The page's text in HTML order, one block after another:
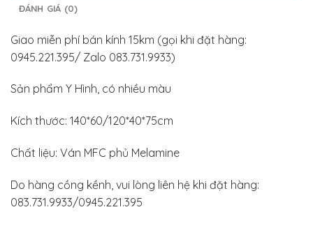
ĐÁNH GIÁ (0)
Giao miễn phí bán kính 15km (gọi khi đặt hàng:
0945.221.395/ Zalo 083.731.9933)
Sản phẩm Y Hình, có nhiều màu
Kích thước: 140*60/120*40*75cm
Chất liệu: Ván MFC phủ Melamine
Do hàng cồng kềnh, vui lòng liên hệ khi đặt hàng:
083.731.9933/0945.221.395